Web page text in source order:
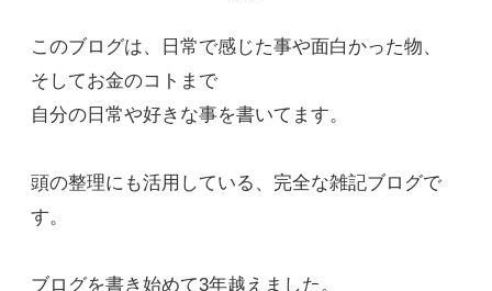
このブログは、日常で感じた事や面白かった物、
そしてお金のコトまで
自分の日常や好きな事を書いてます。
頭の整理にも活用している、完全な雑記ブログで
す。
ブログを書き始めて3年越えました。